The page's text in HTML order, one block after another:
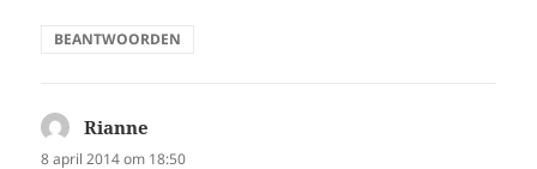
BEANTWOORDEN
Rianne
8 april 2014 om 18:50